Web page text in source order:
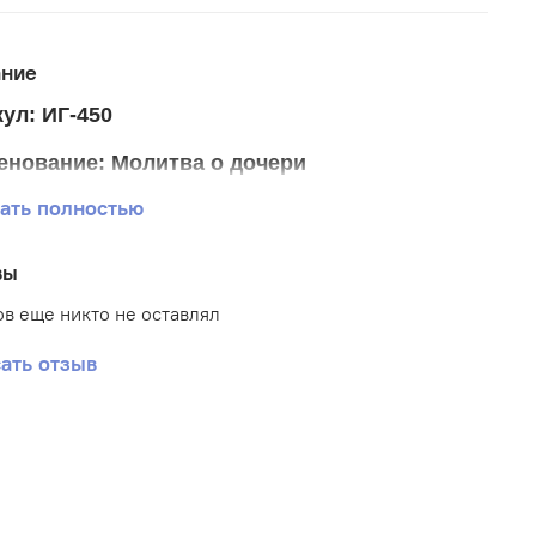
ИГ-450
Молитва о дочери
ткани 25*33 см.
Иконы
Габардин
полностью
еще никто не оставлял
отзыв